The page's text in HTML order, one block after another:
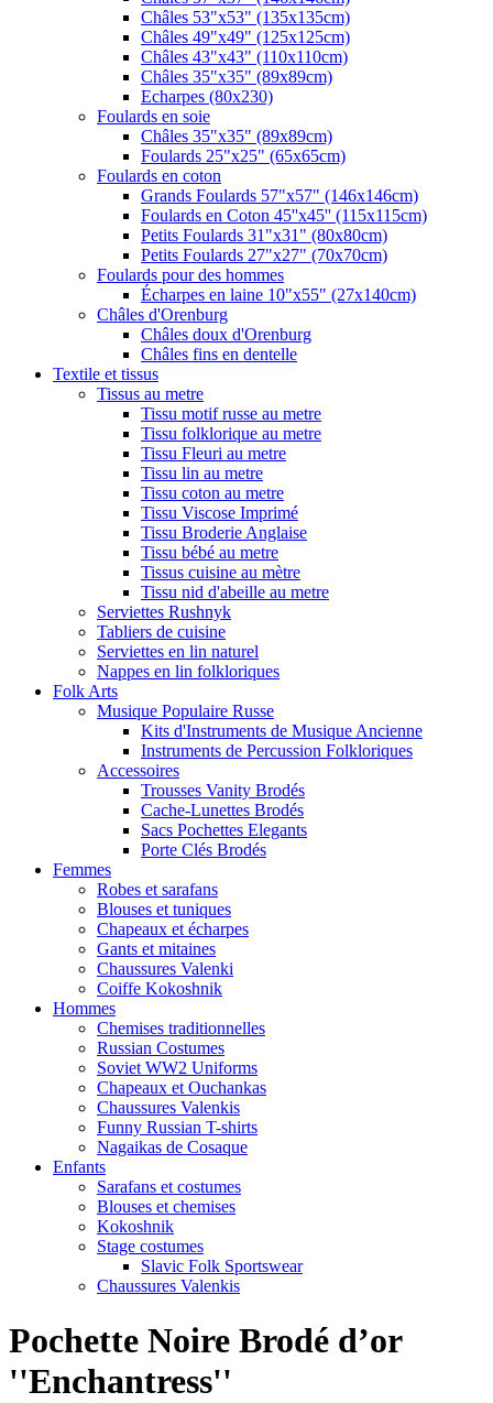
Châles 53"x53" (135x135cm)
Châles 49"x49" (125x125cm)
Châles 43"x43" (110x110cm)
Châles 35"x35" (89x89cm)
Echarpes (80х230)
Foulards en soie
Châles 35"x35" (89x89cm)
Foulards 25"x25" (65x65cm)
Foulards en coton
Grands Foulards 57"x57" (146x146cm)
Foulards en Coton 45''x45'' (115x115cm)
Petits Foulards 31"x31" (80x80cm)
Petits Foulards 27"x27" (70x70cm)
Foulards pour des hommes
Écharpes en laine 10"x55" (27x140cm)
Châles d'Orenburg
Châles doux d'Orenburg
Châles fins en dentelle
Textile et tissus
Tissus au metre
Tissu motif russe au metre
Tissu folklorique au metre
Tissu Fleuri au metre
Tissu lin au metre
Tissu coton au metre
Tissu Viscose Imprimé
Tissu Broderie Anglaise
Tissu bébé au metre
Tissus cuisine au mètre
Tissu nid d'abeille au metre
Serviettes Rushnyk
Tabliers de cuisine
Serviettes en lin naturel
Nappes en lin folkloriques
Folk Arts
Musique Populaire Russe
Kits d'Instruments de Musique Ancienne
Instruments de Percussion Folkloriques
Accessoires
Trousses Vanity Brodés
Cache-Lunettes Brodés
Sacs Pochettes Elegants
Porte Clés Brodés
Femmes
Robes et sarafans
Blouses et tuniques
Chapeaux et écharpes
Gants et mitaines
Chaussures Valenki
Coiffe Kokoshnik
Hommes
Chemises traditionnelles
Russian Costumes
Soviet WW2 Uniforms
Chapeaux et Ouchankas
Chaussures Valenkis
Funny Russian T-shirts
Nagaikas de Cosaque
Enfants
Sarafans et costumes
Blouses et chemises
Kokoshnik
Stage costumes
Slavic Folk Sportswear
Chaussures Valenkis
Pochette Noire Brodé d’or
''Enchantress''